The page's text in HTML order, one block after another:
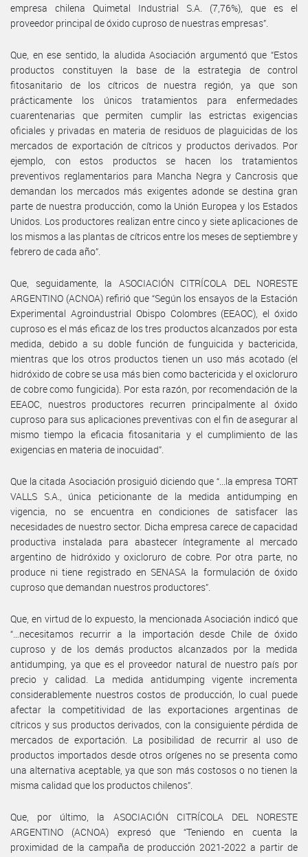
empresa chilena Quimetal Industrial S.A. (7,76%), que es el
proveedor principal de óxido cuproso de nuestras empresas”.
Que, en ese sentido, la aludida Asociación argumentó que “Estos
productos constituyen la base de la estrategia de control
fitosanitario de los cítricos de nuestra región, ya que son
prácticamente los únicos tratamientos para enfermedades
cuarentenarias que permiten cumplir las estrictas exigencias
oficiales y privadas en materia de residuos de plaguicidas de los
mercados de exportación de cítricos y productos derivados. Por
ejemplo, con estos productos se hacen los tratamientos
preventivos reglamentarios para Mancha Negra y Cancrosis que
demandan los mercados más exigentes adonde se destina gran
parte de nuestra producción, como la Unión Europea y los Estados
Unidos. Los productores realizan entre cinco y siete aplicaciones de
los mismos a las plantas de cítricos entre los meses de septiembre y
febrero de cada año”.
Que, seguidamente, la ASOCIACIÓN CITRÍCOLA DEL NORESTE
ARGENTINO (ACNOA) refirió que “Según los ensayos de la Estación
Experimental Agroindustrial Obispo Colombres (EEAOC), el óxido
cuproso es el más eficaz de los tres productos alcanzados por esta
medida, debido a su doble función de funguicida y bactericida,
mientras que los otros productos tienen un uso más acotado (el
hidróxido de cobre se usa más bien como bactericida y el oxicloruro
de cobre como fungicida). Por esta razón, por recomendación de la
EEAOC, nuestros productores recurren principalmente al óxido
cuproso para sus aplicaciones preventivas con el fin de asegurar al
mismo tiempo la eficacia fitosanitaria y el cumplimiento de las
exigencias en materia de inocuidad”.
Que la citada Asociación prosiguió diciendo que “...la empresa TORT
VALLS S.A., única peticionante de la medida antidumping en
vigencia, no se encuentra en condiciones de satisfacer las
necesidades de nuestro sector. Dicha empresa carece de capacidad
productiva instalada para abastecer íntegramente al mercado
argentino de hidróxido y oxicloruro de cobre. Por otra parte, no
produce ni tiene registrado en SENASA la formulación de óxido
cuproso que demandan nuestros productores”.
Que, en virtud de lo expuesto, la mencionada Asociación indicó que
“…necesitamos recurrir a la importación desde Chile de óxido
cuproso y de los demás productos alcanzados por la medida
antidumping, ya que es el proveedor natural de nuestro país por
precio y calidad. La medida antidumping vigente incrementa
considerablemente nuestros costos de producción, lo cual puede
afectar la competitividad de las exportaciones argentinas de
cítricos y sus productos derivados, con la consiguiente pérdida de
mercados de exportación. La posibilidad de recurrir al uso de
productos importados desde otros orígenes no se presenta como
una alternativa aceptable, ya que son más costosos o no tienen la
misma calidad que los productos chilenos”.
Que, por último, la ASOCIACIÓN CITRÍCOLA DEL NORESTE
ARGENTINO (ACNOA) expresó que “Teniendo en cuenta la
proximidad de la campaña de producción 2021-2022 a partir de